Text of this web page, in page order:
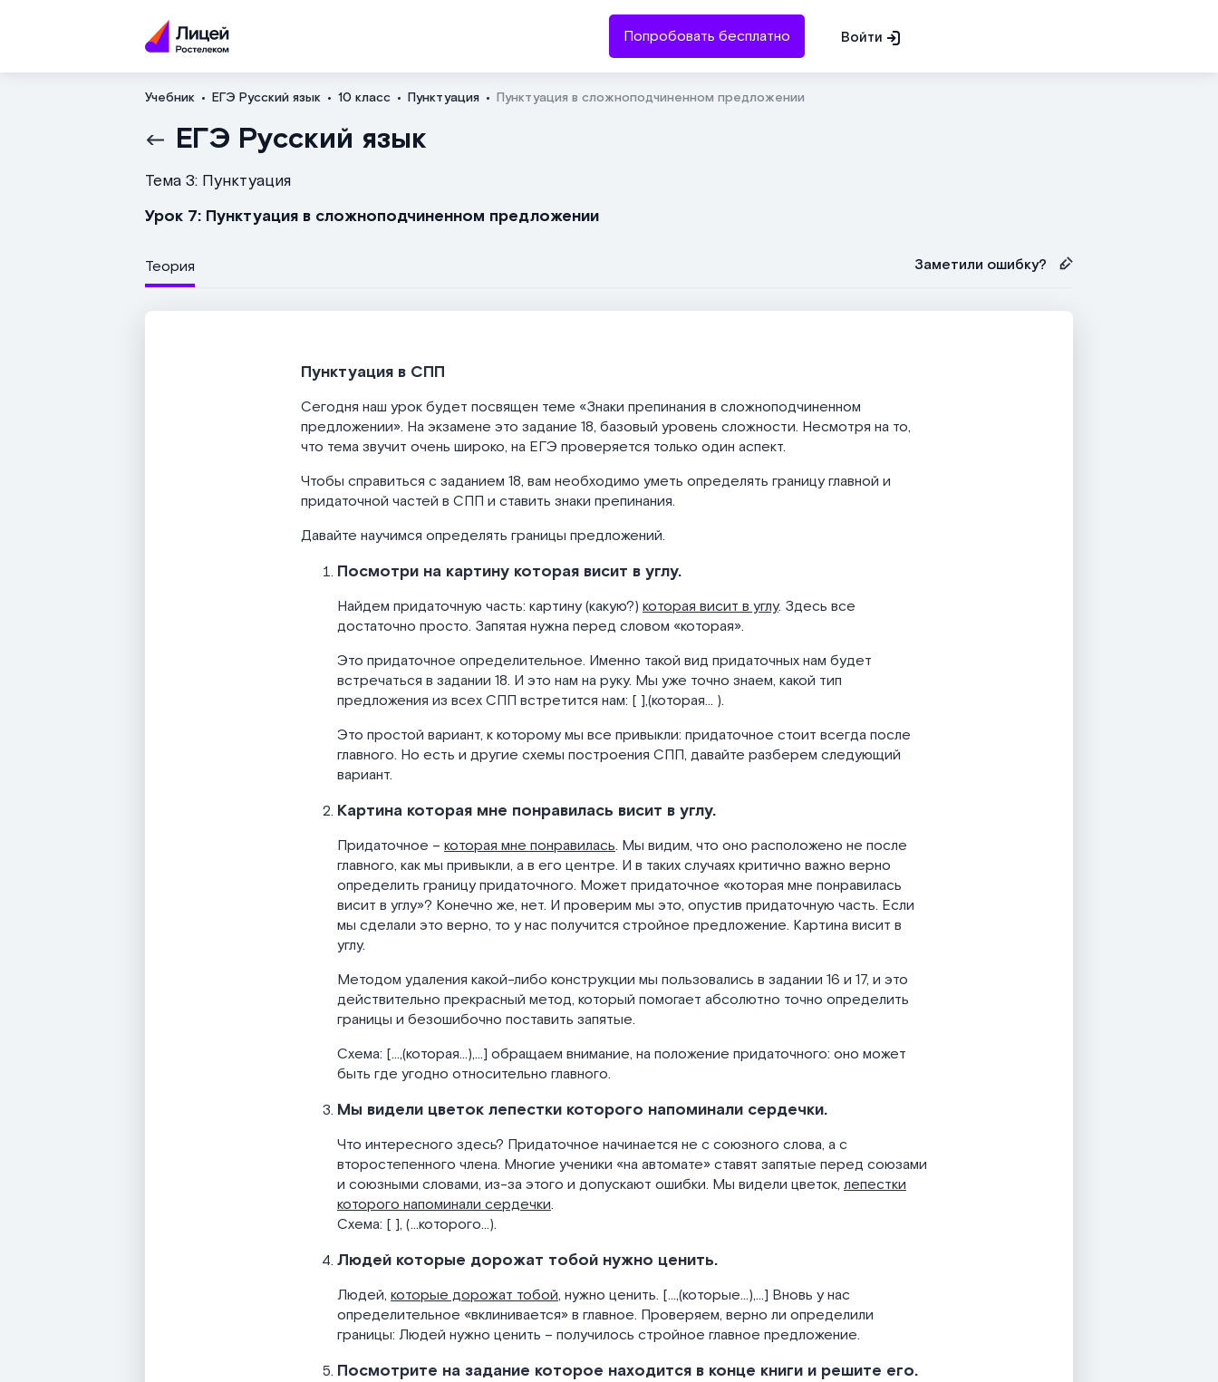
Попробовать бесплатно Войти
Учебник ЕГЭ Русский язык 10 класс Пунктуация Пунктуация в сложноподчиненном предложении
ЕГЭ Русский язык
Тема 3: Пунктуация
Урок 7: Пунктуация в сложноподчиненном предложении
Теория Заметили ошибку?
Пунктуация в СПП
Сегодня наш урок будет посвящен теме «Знаки препинания в сложноподчиненном
предложении». На экзамене это задание 18, базовый уровень сложности. Несмотря на то,
что тема звучит очень широко, на ЕГЭ проверяется только один аспект.
Чтобы справиться с заданием 18, вам необходимо уметь определять границу главной и
придаточной частей в СПП и ставить знаки препинания.
Давайте научимся определять границы предложений.
Посмотри на картину которая висит в углу.
Найдем придаточную часть: картину (какую?) которая висит в углу. Здесь все
достаточно просто. Запятая нужна перед словом «которая».
Это придаточное определительное. Именно такой вид придаточных нам будет
встречаться в задании 18. И это нам на руку. Мы уже точно знаем, какой тип
предложения из всех СПП встретится нам: [ ],(которая… ).
Это простой вариант, к которому мы все привыкли: придаточное стоит всегда после
главного. Но есть и другие схемы построения СПП, давайте разберем следующий
вариант.
Картина которая мне понравилась висит в углу.
Придаточное – которая мне понравилась. Мы видим, что оно расположено не после
главного, как мы привыкли, а в его центре. И в таких случаях критично важно верно
определить границу придаточного. Может придаточное «которая мне понравилась
висит в углу»? Конечно же, нет. И проверим мы это, опустив придаточную часть. Если
мы сделали это верно, то у нас получится стройное предложение. Картина висит в
углу.
Методом удаления какой-либо конструкции мы пользовались в задании 16 и 17, и это
действительно прекрасный метод, который помогает абсолютно точно определить
границы и безошибочно поставить запятые.
Схема: […,(которая…),…] обращаем внимание, на положение придаточного: оно может
быть где угодно относительно главного.
Мы видели цветок лепестки которого напоминали сердечки.
Что интересного здесь? Придаточное начинается не с союзного слова, а с
второстепенного члена. Многие ученики «на автомате» ставят запятые перед союзами
и союзными словами, из-за этого и допускают ошибки. Мы видели цветок, лепестки
которого напоминали сердечки.
Схема: [ ], (…которого…).
Людей которые дорожат тобой нужно ценить.
Людей, которые дорожат тобой, нужно ценить. […,(которые…),…] Вновь у нас
определительное «вклинивается» в главное. Проверяем, верно ли определили
границы: Людей нужно ценить – получилось стройное главное предложение.
Посмотрите на задание которое находится в конце книги и решите его.